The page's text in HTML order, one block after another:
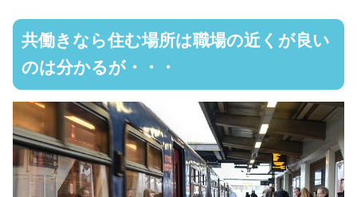
共働きなら住む場所は職場の近くが良い
のは分かるが・・・